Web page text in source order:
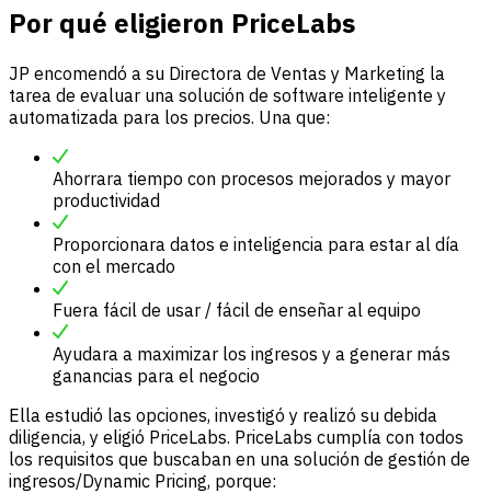
Por qué eligieron PriceLabs
JP encomendó a su Directora de Ventas y Marketing la
tarea de evaluar una solución de software inteligente y
automatizada para los precios. Una que:
Ahorrara tiempo con procesos mejorados y mayor
productividad
Proporcionara datos e inteligencia para estar al día
con el mercado
Fuera fácil de usar / fácil de enseñar al equipo
Ayudara a maximizar los ingresos y a generar más
ganancias para el negocio
Ella estudió las opciones, investigó y realizó su debida
diligencia, y eligió PriceLabs. PriceLabs cumplía con todos
los requisitos que buscaban en una solución de gestión de
ingresos/Dynamic Pricing, porque: